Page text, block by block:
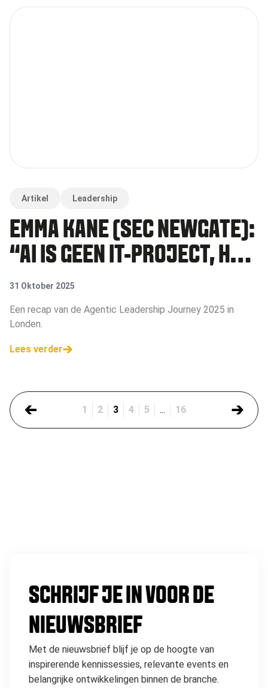
Artikel Leadership
EMMA KANE (SEC NEWGATE):
“AI IS GEEN IT-PROJECT, HET
IS LEIDERSCHAP”
31 Oktober 2025
Een recap van de Agentic Leadership Journey 2025 in
Londen.
Lees verder
1 2 3 4 5 ... 16
SCHRIJF JE IN VOOR DE
NIEUWSBRIEF
Met de nieuwsbrief blijf je op de hoogte van
inspirerende kennissessies, relevante events en
belangrijke ontwikkelingen binnen de branche.